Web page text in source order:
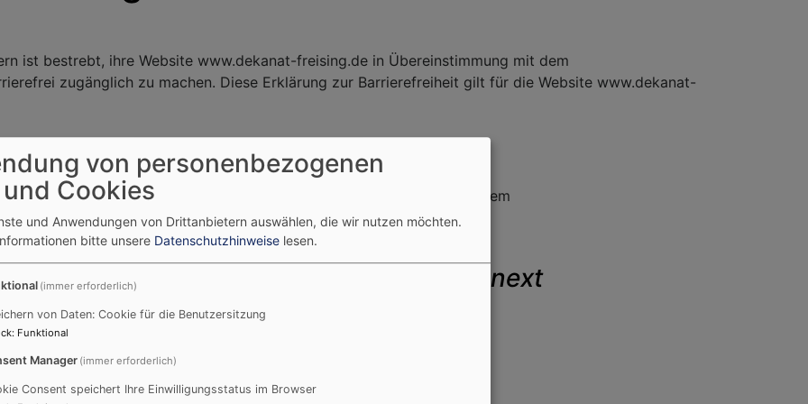
ist bestrebt, ihre Website www.dekanat-freising.de in Übereinstimmung mit dem
zugänglich zu machen. Diese Erklärung zur Barrierefreiheit gilt für die Website www.dekanat-
den Anforderungen
der folgenden Unvereinbarkeiten und Ausnahmen teilweise mit dem
beim Theme VK Philippus next
von personenbezogenen
Cookies
und Anwendungen von Drittanbietern auswählen, die wir nutzen möchten.
bitte unsere Datenschutzhinweise lesen.
(immer erforderlich)
von Daten: Cookie für die Benutzersitzung
: Funktional
Manager (immer erforderlich)
Consent speichert Ihre Einwilligungsstatus im Browser